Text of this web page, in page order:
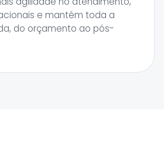
e mantém toda a
do orçamento ao pós-